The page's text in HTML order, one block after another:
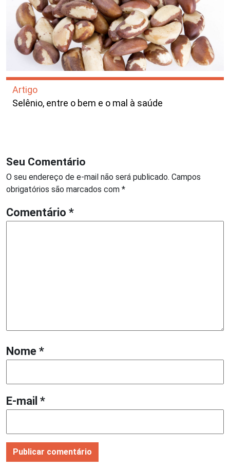
Artigo
Selênio, entre o bem e o mal à saúde
Seu Comentário
O seu endereço de e-mail não será publicado. Campos
obrigatórios são marcados com *
Comentário *
Nome *
E-mail *